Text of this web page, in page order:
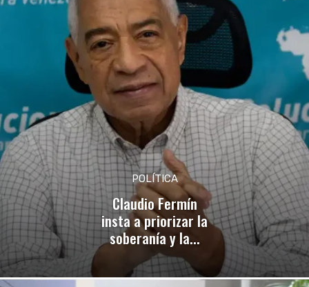
POLÍTICA
Claudio Fermín
insta a priorizar la
soberanía y la...